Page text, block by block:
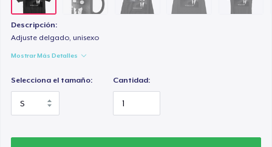
Descripción:
Adjuste delgado, unisexo
Mostrar Más Detalles
Selecciona el tamaño: Cantidad: